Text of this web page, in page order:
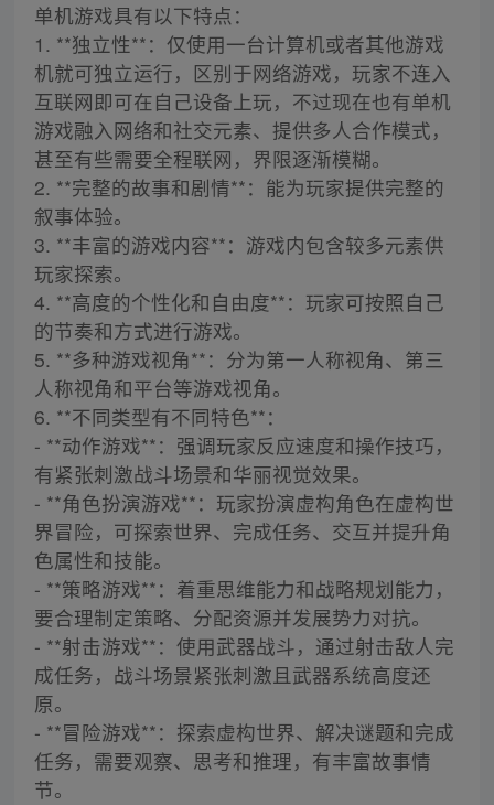
单机游戏具有以下特点：
1. **独立性**：仅使用一台计算机或者其他游戏
机就可独立运行，区别于网络游戏，玩家不连入
互联网即可在自己设备上玩，不过现在也有单机
游戏融入网络和社交元素、提供多人合作模式，
甚至有些需要全程联网，界限逐渐模糊。
2. **完整的故事和剧情**：能为玩家提供完整的
叙事体验。
3. **丰富的游戏内容**：游戏内包含较多元素供
玩家探索。
4. **高度的个性化和自由度**：玩家可按照自己
的节奏和方式进行游戏。
5. **多种游戏视角**：分为第一人称视角、第三
人称视角和平台等游戏视角。
6. **不同类型有不同特色**：
- **动作游戏**：强调玩家反应速度和操作技巧，
有紧张刺激战斗场景和华丽视觉效果。
- **角色扮演游戏**：玩家扮演虚构角色在虚构世
界冒险，可探索世界、完成任务、交互并提升角
色属性和技能。
- **策略游戏**：着重思维能力和战略规划能力，
要合理制定策略、分配资源并发展势力对抗。
- **射击游戏**：使用武器战斗，通过射击敌人完
成任务，战斗场景紧张刺激且武器系统高度还
原。
- **冒险游戏**：探索虚构世界、解决谜题和完成
任务，需要观察、思考和推理，有丰富故事情
节。